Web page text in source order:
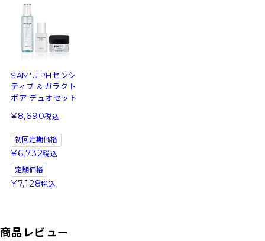
SAM'U PHセンシ
ティブ & ガラクト
ポア デュオセット
8,690税込
初回定期価格
6,732税込
定期価格
7,128税込
商品レビュー